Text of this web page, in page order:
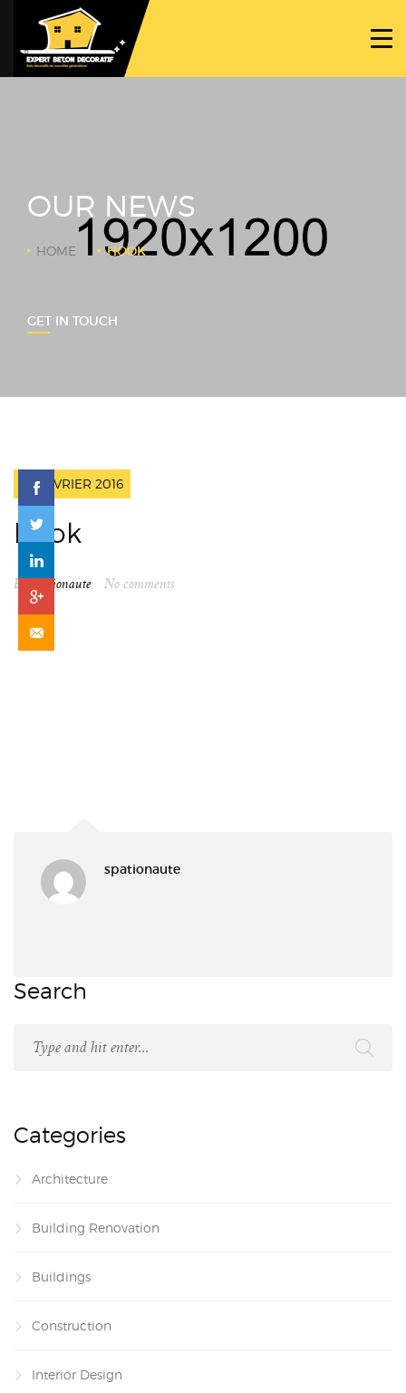
PROJETS
NOUS CONTACTER
OUR NEWS
HOME HOOK
GET IN TOUCH
23 FÉVRIER 2016
hook
By spationaute No comments
spationaute
Search
Categories
Architecture
Building Renovation
Buildings
Construction
Interior Design